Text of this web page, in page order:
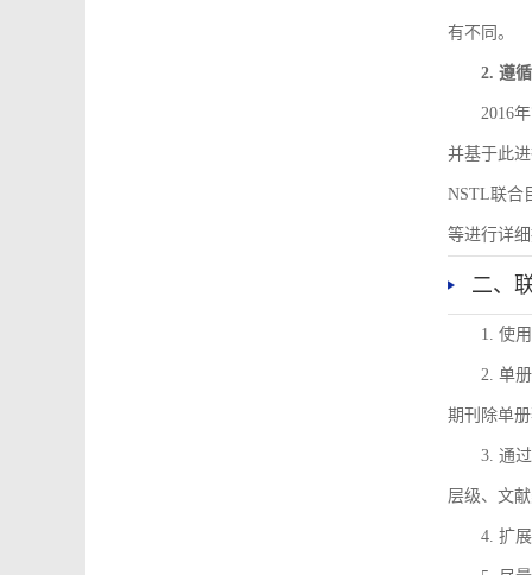
有不同。
2. 遵
2016
并基于此
NSTL联合
等进行详
二、
1. 使
2. 单
期刊除单
3. 通
层级、文
4. 扩